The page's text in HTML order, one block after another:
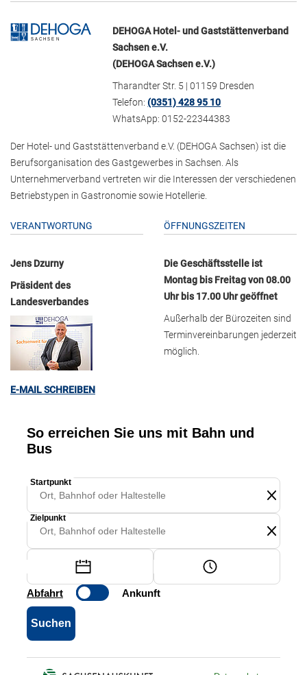
DEHOGA Hotel- und Gaststättenverband
Sachsen e.V.
(DEHOGA Sachsen e.V.)
Tharandter Str. 5 | 01159 Dresden
Telefon:(0351) 428 95 10
WhatsApp: 0152-22344383
Der Hotel- und Gaststättenverband e.V. (DEHOGA Sachsen) ist die
Berufsorganisation des Gastgewerbes in Sachsen. Als
Unternehmerverband vertreten wir die Interessen der verschiedenen
Betriebstypen in Gastronomie sowie Hotellerie.
VERANTWORTUNG
Jens Dzurny
Präsident des
Landesverbandes
E-MAIL SCHREIBEN
ÖFFNUNGSZEITEN
Die Geschäftsstelle ist
Montag bis Freitag von 08.00
Uhr bis 17.00 Uhr geöffnet
Außerhalb der Bürozeiten sind
Terminvereinbarungen jederzeit
möglich.